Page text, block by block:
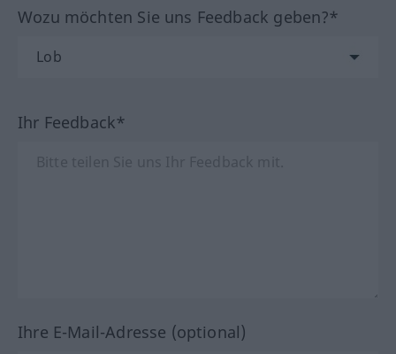
Wozu möchten Sie uns Feedback geben?*
Ihr Feedback*
Ihre E-Mail-Adresse (optional)